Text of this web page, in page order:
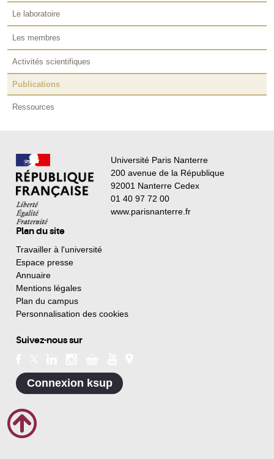
Le laboratoire
Les membres
Activités scientifiques
Publications
Ressources
Université Paris Nanterre
200 avenue de la République
92001 Nanterre Cedex
01 40 97 72 00
www.parisnanterre.fr
Plan du site
Travailler à l'université
Espace presse
Annuaire
Mentions légales
Plan du campus
Personnalisation des cookies
Suivez-nous sur
Connexion ksup